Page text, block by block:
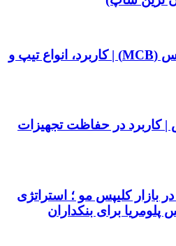
کلید مینیاتوری زیمنس (MCB) | کاربرد، انواع تیپ و
کاربرد در حفاظت تجهیزات
بازار کلیپس مو ؛ استراتژی
پلومریا برای بنکداران